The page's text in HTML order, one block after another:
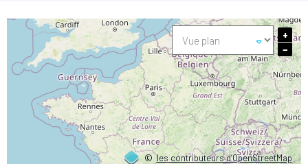
©les contributeurs d’OpenStreetMap
+
−